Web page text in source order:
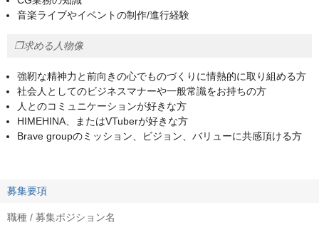
音楽ライブやイベントの制作/進行経験
❐求める人物像
強靭な精神力と前向きの心でものづくりに情熱的に取り組める方
社会人としてのビジネスマナーや一般常識をお持ちの方
人とのコミュニケーションが好きな方
HIMEHINA、またはVTuberが好きな方
Brave groupのミッション、ビジョン、バリューに共感頂ける方
募集要項
職種 / 募集ポジション名